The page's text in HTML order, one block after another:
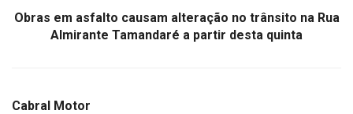
Obras em asfalto causam alteração no trânsito na Rua
Almirante Tamandaré a partir desta quinta
Cabral Motor